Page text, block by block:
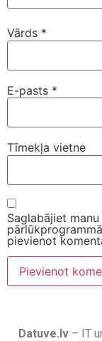
Vārds *
E-pasts *
Tīmekļa vietne
Saglabājiet
pievienot
Datuve.lv– IT